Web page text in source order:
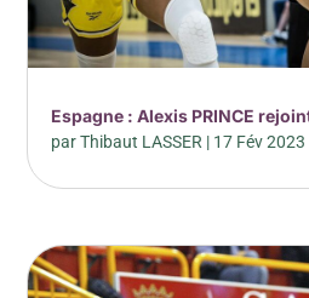
Espagne : Alexis PRINCE
parThibaut LASSER | 17 Fév 2023